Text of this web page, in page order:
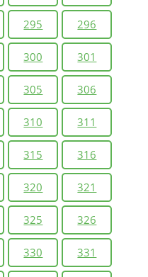
295 296
300 301
305 306
310 311
315 316
320 321
325 326
330 331